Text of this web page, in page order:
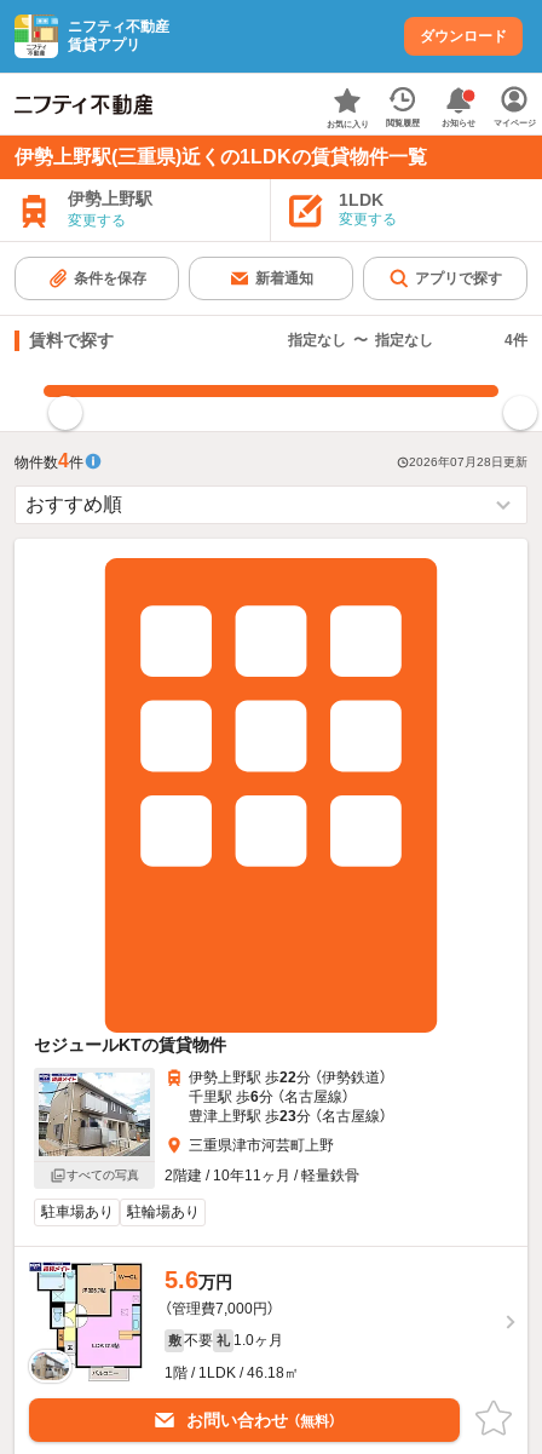
ニフティ不動産
賃貸アプリ
ダウンロード
お気に入り 閲覧履歴 お知らせ マイページ
伊勢上野駅(三重県)近くの1LDKの賃貸物件一覧
伊勢上野駅
変更する
1LDK
変更する
条件を保存 新着通知 アプリで探す
賃料で探す 指定なし 〜 指定なし 4件
物件数4件 2026年07月28日更新
セジュールKTの賃貸物件
すべての写真
伊勢上野駅 歩22分 （伊勢鉄道）
千里駅 歩6分 （名古屋線）
豊津上野駅 歩23分 （名古屋線）
三重県津市河芸町上野
2階建 / 10年11ヶ月 / 軽量鉄骨
駐車場あり 駐輪場あり
5.6万円
（管理費7,000円）
敷 不要 礼 1.0ヶ月
1階 / 1LDK / 46.18㎡
お問い合わせ （無料）